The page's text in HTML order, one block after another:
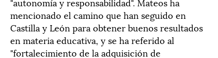
mencionado el camino que han seguido en
Castilla y León para obtener buenos resultados
en materia educativa, y se ha referido al
"fortalecimiento de la adquisición de